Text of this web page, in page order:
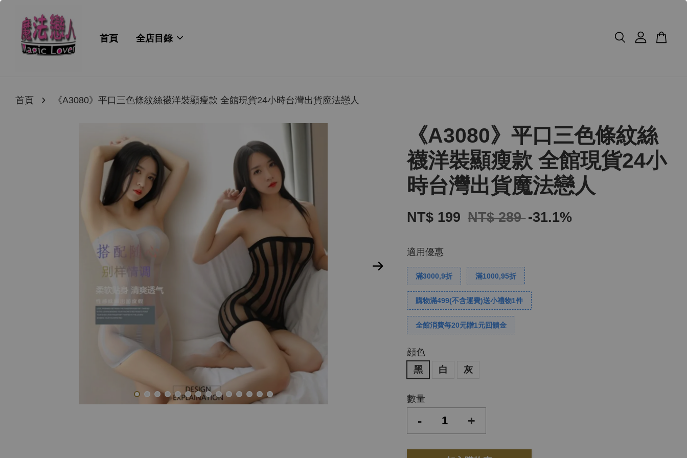
首頁 全店目錄
首頁 › 《A3080》平口三色條紋絲襪洋裝顯瘦款 全館現貨24小時台灣出貨魔法戀人
《A3080》平口三色條紋絲
襪洋裝顯瘦款 全館現貨24小
時台灣出貨魔法戀人
NT$ 199 NT$ 289-31.1%
適用優惠
滿3000,9折 滿1000,95折
購物滿499(不含運費)送小禮物1件
全館消費每20元贈1元回饋金
顔色
黑
白 灰
數量
- +